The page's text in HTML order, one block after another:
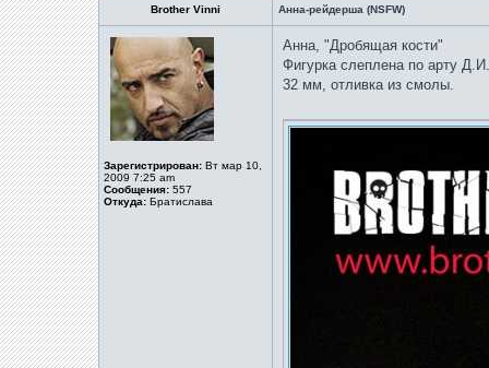
Brother Vinni Анна-рейдерша (NSFW)
Зарегистрирован: Вт мар 10,
2009 7:25 am
Сообщения: 557
Откуда: Братислава
Анна, "Дробящая кости"
Фигурка слеплена по арту
32 мм, отливка из смолы.